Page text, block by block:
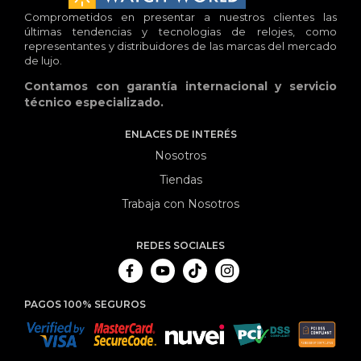
Comprometidos en presentar a nuestros clientes las
últimas tendencias y tecnologias de relojes, como
representantes y distribuidores de las marcas del mercado
de lujo.
Contamos con garantía internacional y servicio
técnico especializado.
ENLACES DE INTERÉS
Nosotros
Tiendas
Trabaja con Nosotros
REDES SOCIALES
PAGOS 100% SEGUROS